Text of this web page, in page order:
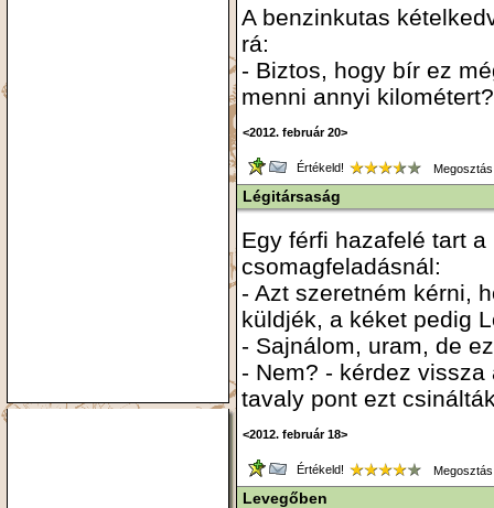
A benzinkutas
rá:
- Biztos, hogy bír ez
menni annyi kilométert?
<2012. február 20>
Értékeld!
Légitársaság
Egy férfi hazafelé tart
csomagfeladásnál:
- Azt szeretném kérni,
küldjék, a kéket pedig
- Sajnálom, uram, de
- Nem? - kérdez
tavaly pont ezt
<2012. február 18>
Értékeld!
Levegőben